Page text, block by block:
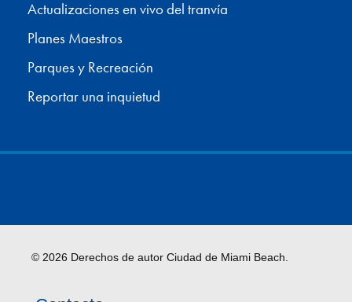
Actualizaciones en vivo del tranvía
Planes Maestros
Parques y Recreación
Reportar una inquietud
© 2026 Derechos de autor Ciudad de Miami Beach.